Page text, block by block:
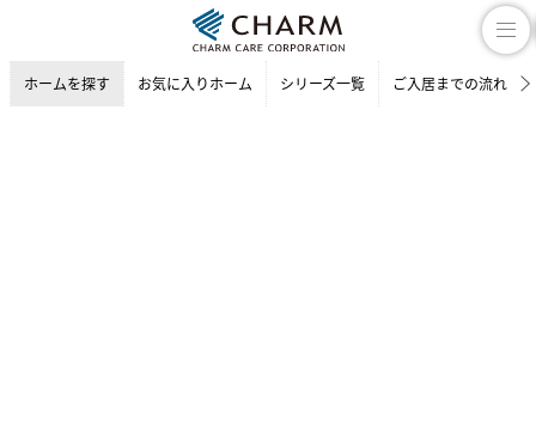
ホームを探す お気に入りホーム シリーズ一覧 ご入居までの流れ